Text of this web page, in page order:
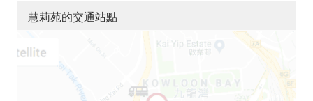
慧莉苑的交通站點